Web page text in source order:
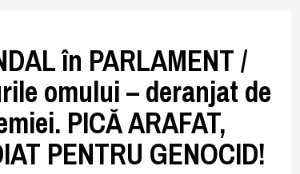
în PARLAMENT /
omului – deranjat de
PICĂ ARAFAT,
PENTRU GENOCID!